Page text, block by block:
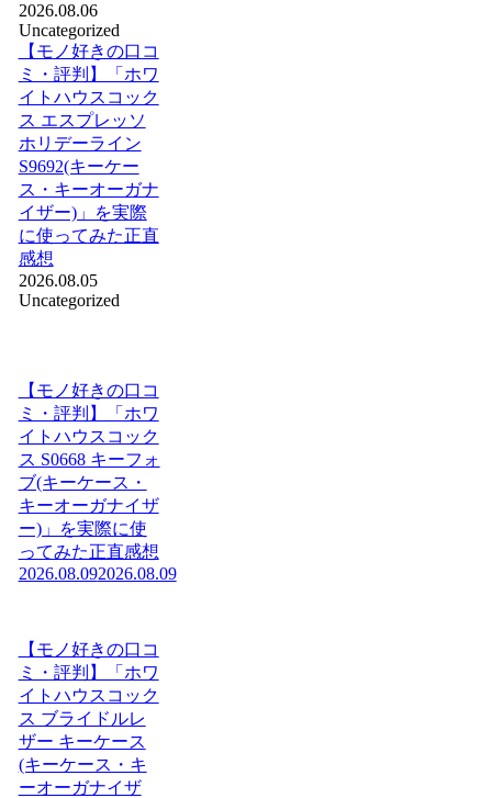
2026.08.06
Uncategorized
【モノ好きの口コ
ミ・評判】「ホワ
イトハウスコック
ス エスプレッソ
ホリデーライン
S9692(キーケー
ス・キーオーガナ
イザー)」を実際
に使ってみた正直
感想
2026.08.05
Uncategorized
【モノ好きの口コ
ミ・評判】「ホワ
イトハウスコック
ス S0668 キーフォ
ブ(キーケース・
キーオーガナイザ
ー)」を実際に使
ってみた正直感想
2026.08.092026.08.09
【モノ好きの口コ
ミ・評判】「ホワ
イトハウスコック
ス ブライドルレ
ザー キーケース
(キーケース・キ
ーオーガナイザ